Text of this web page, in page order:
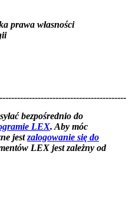
prawa własności
bezpośrednio do
LEX. Aby móc
jestzalogowanie się do
LEX jest zależny od